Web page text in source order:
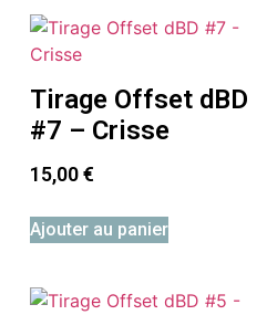
Tirage Offset dBD
#7 – Crisse
15,00€
Ajouter au panier